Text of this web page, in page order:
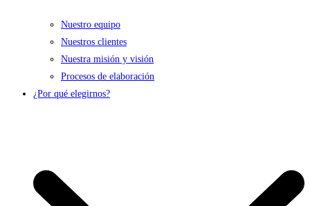
Nuestro equipo
Nuestros clientes
Nuestra misión y visión
Procesos de elaboración
¿Por qué elegirnos?